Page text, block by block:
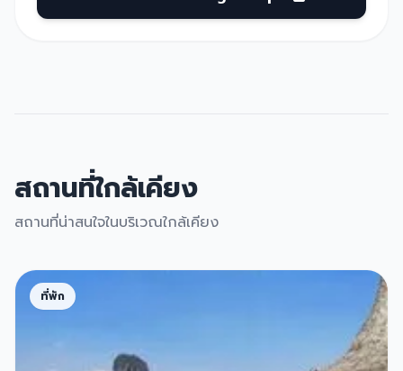
สถานที่ใกล้เคียง
สถานที่น่าสนใจในบริเวณใกล้เคียง
ที่พัก